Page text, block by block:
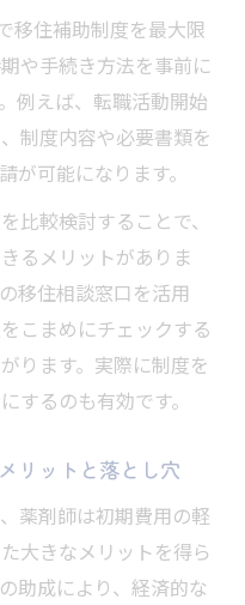
移住補助制度を最大限
や手続き方法を事前に
例えば、転職活動開始
制度内容や必要書類を
が可能になります。
比較検討することで、
るメリットがありま
移住相談窓口を活用
こまめにチェックする
ります。実際に制度を
するのも有効です。
リットと落とし穴
薬剤師は初期費用の軽
大きなメリットを得ら
助成により、経済的な